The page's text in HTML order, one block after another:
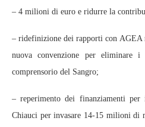
– 4 milioni di euro e ridurre la
– ridefinizione dei rapporti con AGEA
nuova convenzione per eliminare i
comprensorio del Sangro;
– reperimento dei finanziamenti
Chiauci per invasare 14-15 milioni di